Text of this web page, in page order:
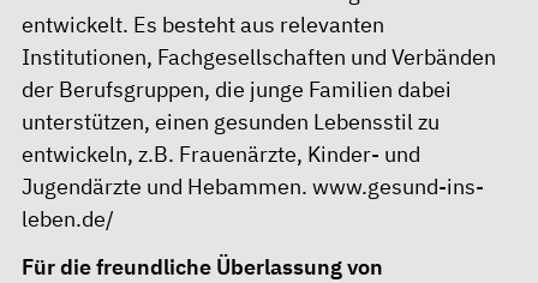
entwickelt. Es besteht aus relevanten
Institutionen, Fachgesellschaften und Verbänden
der Berufsgruppen, die junge Familien dabei
unterstützen, einen gesunden Lebensstil zu
entwickeln, z.B. Frauenärzte, Kinder- und
Jugendärzte und Hebammen. www.gesund-ins-
leben.de/
Für die freundliche Überlassung von